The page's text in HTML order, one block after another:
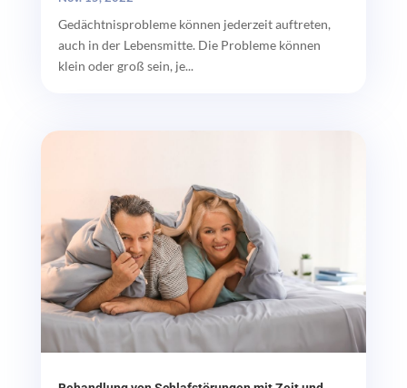
Gedächtnisprobleme können jederzeit auftreten,
auch in der Lebensmitte. Die Probleme können
klein oder groß sein, je...